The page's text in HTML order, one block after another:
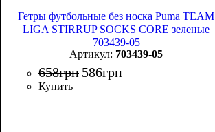
Гетры футбольные без носка Puma TEAM
LIGA STIRRUP SOCKS CORE зеленые
703439-05
703439-05
658грн 586грн
Купить